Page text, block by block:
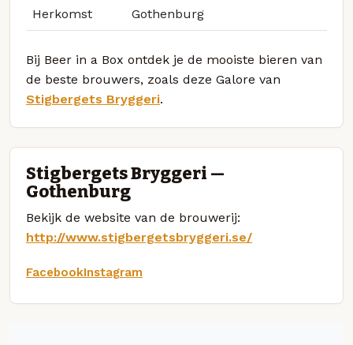
Herkomst Gothenburg
Bij Beer in a Box ontdek je de mooiste bieren van
de beste brouwers, zoals deze Galore van
Stigbergets Bryggeri.
Stigbergets Bryggeri —
Gothenburg
Bekijk de website van de brouwerij:
http://www.stigbergetsbryggeri.se/
FacebookInstagram